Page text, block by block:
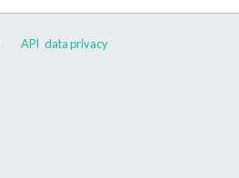
API data privacy